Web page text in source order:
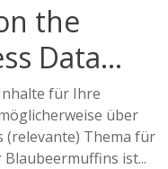
the
Data
für Ihre
über
(relevante) Thema für
ist...